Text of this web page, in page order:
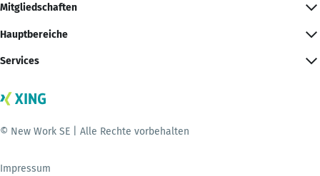
Mitgliedschaften
Hauptbereiche
Services
© New Work SE | Alle Rechte vorbehalten
Impressum